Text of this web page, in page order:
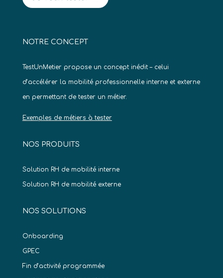
NOTRE CONCEPT
TestUnMetier propose un concept inédit – celui
d’accélérer la mobilité professionnelle interne et externe
en permettant de tester un métier.
Exemples de métiers à tester
NOS PRODUITS
Solution RH de mobilité interne
Solution RH de mobilité externe
NOS SOLUTIONS
Onboarding
GPEC
Fin d’activité programmée